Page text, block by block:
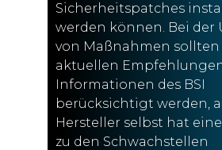
Sicherheitspatches
werden können. Bei der
von Maßnahmen sollten
aktuellen
Informationen des BSI
berücksichtigt werden,
Hersteller selbst hat eine
zu den Schwachstellen